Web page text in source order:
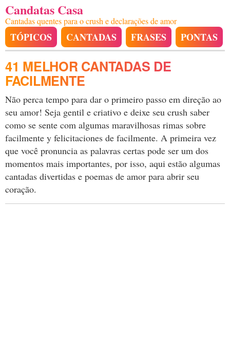
Candatas Casa
Cantadas quentes para o crush e declarações de amor
TÓPICOS CANTADAS FRASES PONTAS
41 MELHOR CANTADAS DE
FACILMENTE
Não perca tempo para dar o primeiro passo em direção ao
seu amor! Seja gentil e criativo e deixe seu crush saber
como se sente com algumas maravilhosas rimas sobre
facilmente y felicitaciones de facilmente. A primeira vez
que você pronuncia as palavras certas pode ser um dos
momentos mais importantes, por isso, aqui estão algumas
cantadas divertidas e poemas de amor para abrir seu
coração.